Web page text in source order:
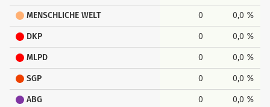
MENSCHLICHE WELT 0 0,0 %
DKP 0 0,0 %
MLPD 0 0,0 %
SGP 0 0,0 %
ABG 0 0,0 %